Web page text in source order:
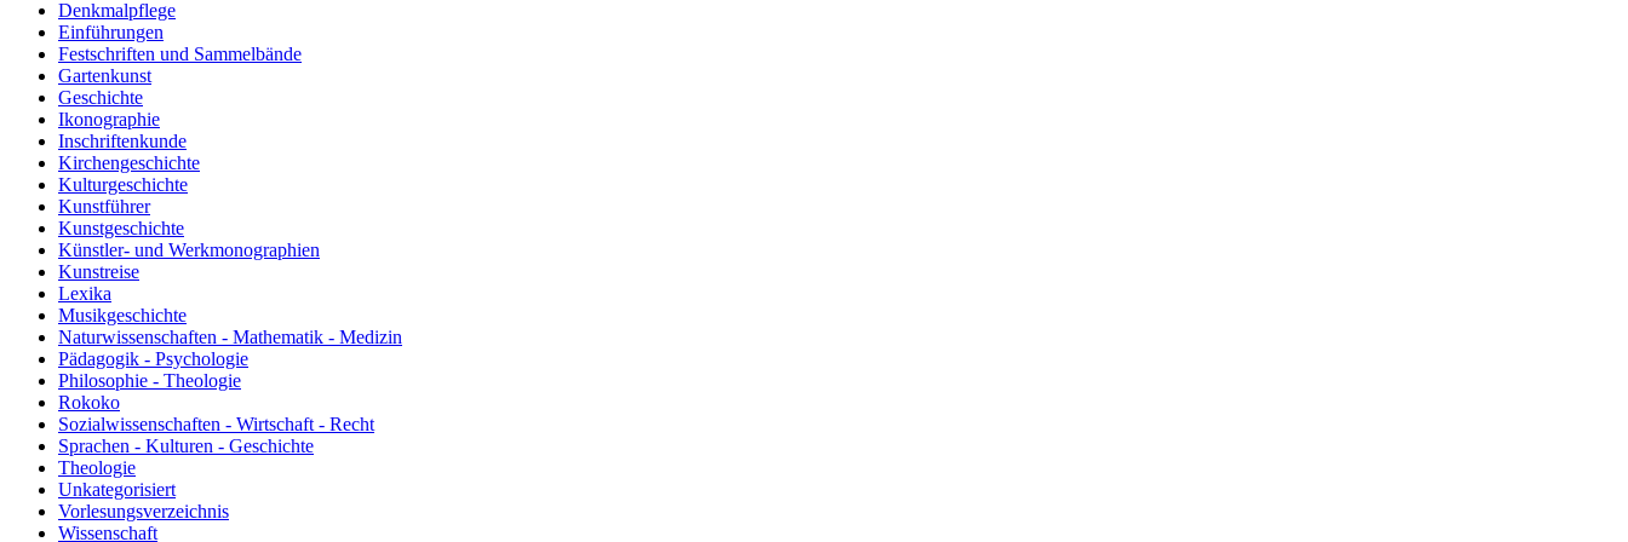
Denkmalpflege
Einführungen
Festschriften und Sammelbände
Gartenkunst
Geschichte
Ikonographie
Inschriftenkunde
Kirchengeschichte
Kulturgeschichte
Kunstführer
Kunstgeschichte
Künstler- und Werkmonographien
Kunstreise
Lexika
Musikgeschichte
Naturwissenschaften - Mathematik - Medizin
Pädagogik - Psychologie
Philosophie - Theologie
Rokoko
Sozialwissenschaften - Wirtschaft - Recht
Sprachen - Kulturen - Geschichte
Theologie
Unkategorisiert
Vorlesungsverzeichnis
Wissenschaft